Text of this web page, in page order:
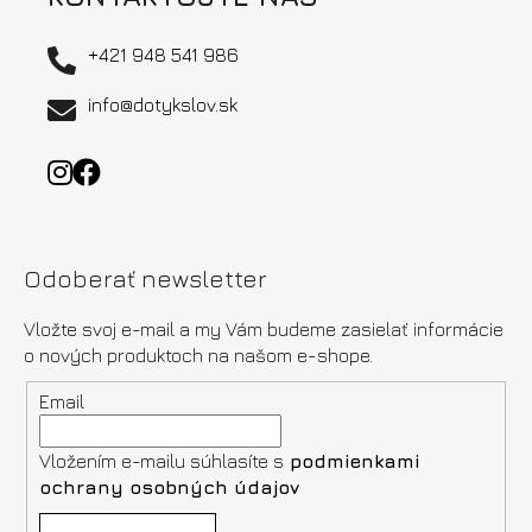
+421 948 541 986
info@dotykslov.sk
Odoberať newsletter
Vložte svoj e-mail a my Vám budeme zasielať informácie
o nových produktoch na našom e-shope.
Email
Vložením e-mailu súhlasíte s podmienkami
ochrany osobných údajov